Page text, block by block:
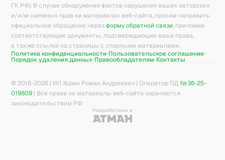
ГК РФ). В случае обнаружения фактов нарушения ваших авторских
и/или смежных прав на материалах веб-сайта, просим направить
официальное обращение через форму обратной связи, приложив
соответствующие документы, подтверждающие ваши права,
а также ссылки на страницы с спорными материалами.
Политика конфиденциальности Пользовательское соглашение
Порядок удаления данных Правообладателям Контакты
© 2018-2026 | ИП Хорин Роман Андреевич | Оператор ПД №36-25-
019809 | Все права на материалы веб-сайта охраняются
законодательством РФ